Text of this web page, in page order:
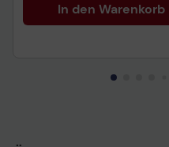
In den Warenkorb